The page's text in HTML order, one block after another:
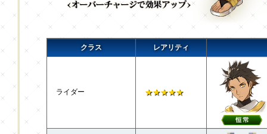
クラス レアリティ
ライダー ★★★★★